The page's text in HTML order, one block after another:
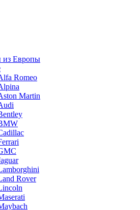
из Европы
Romeo
Martin
Rover